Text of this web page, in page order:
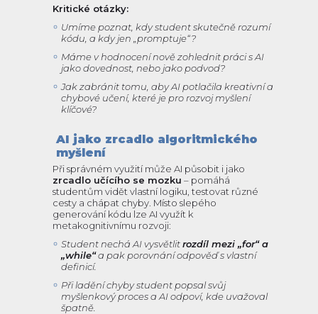
Kritické otázky:
Umíme poznat, kdy student skutečně rozumí
kódu, a kdy jen „promptuje“?
Máme v hodnocení nově zohlednit práci s AI
jako dovednost, nebo jako podvod?
Jak zabránit tomu, aby AI potlačila kreativní a
chybové učení, které je pro rozvoj myšlení
klíčové?
AI jako zrcadlo algoritmického
myšlení
Při správném využití může AI působit i jako
zrcadlo učícího se mozku – pomáhá
studentům vidět vlastní logiku, testovat různé
cesty a chápat chyby. Místo slepého
generování kódu lze AI využít k
metakognitivnímu rozvoji:
Student nechá AI vysvětlitrozdíl mezi „for“ a
„while“a pak porovnání odpověď s vlastní
definicí.
Při ladění chyby student popsal svůj
myšlenkový proces a AI odpoví, kde uvažoval
špatně.